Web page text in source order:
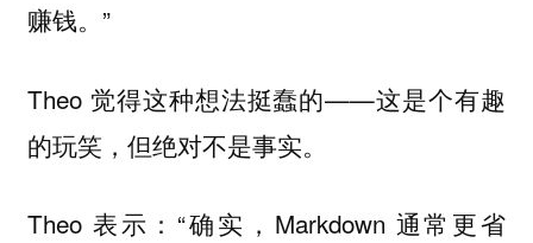
赚钱。”
Theo 觉得这种想法挺蠢的——这是个有趣
的玩笑，但绝对不是事实。
Theo 表示：“确实，Markdown 通常更省